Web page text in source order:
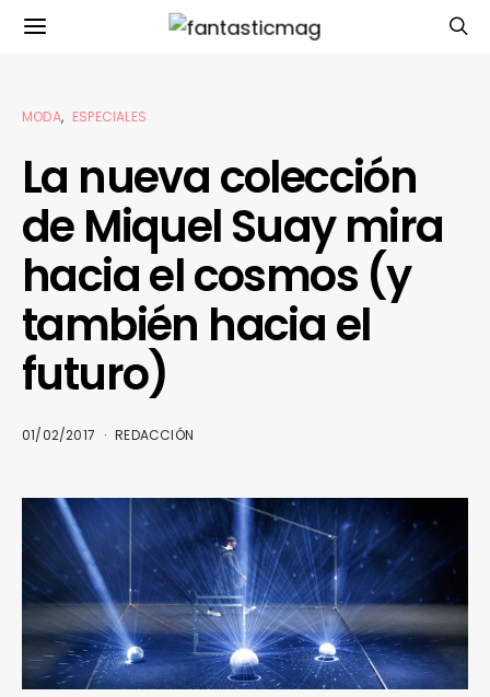
MODA ESPECIALES
La nueva colección
de Miquel Suay mira
hacia el cosmos (y
también hacia el
futuro)
01/02/2017 REDACCIÓN